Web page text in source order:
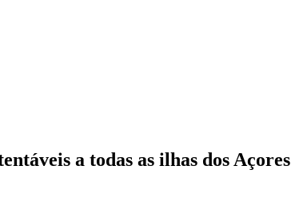
a todas as ilhas dos Açores